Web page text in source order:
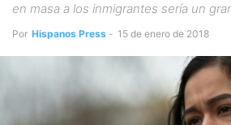
en masa a los inmigrantes sería un
Por Hispanos Press - 15 de enero de 2018